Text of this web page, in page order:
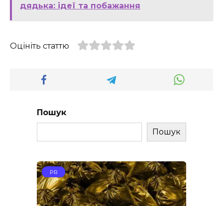
дядька: ідеї та побажання
Оцініть статтю
Пошук
Пошук
PR